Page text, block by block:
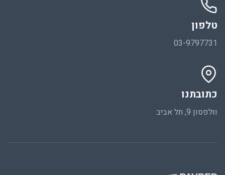
טלפון
03-9797731
כתובתנו
וולפסון 9, תל אביב